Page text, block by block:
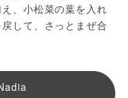
、小松菜の葉を入れ
して、さっとまぜ合